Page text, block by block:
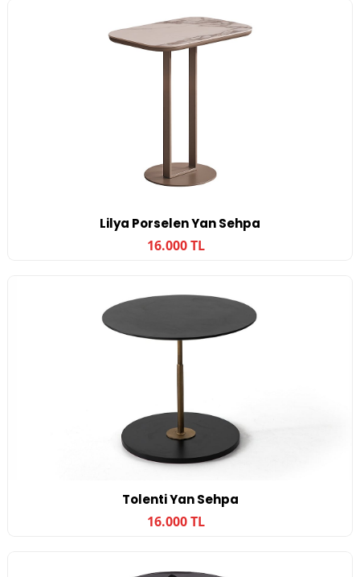
Lilya Porselen Yan Sehpa
16.000 TL
Tolenti Yan Sehpa
16.000 TL